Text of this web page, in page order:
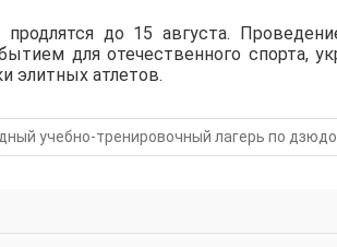
до 15 августа.
для отечественного спорта,
элитных атлетов.
учебно-тренировочный лагерь по дзюдо